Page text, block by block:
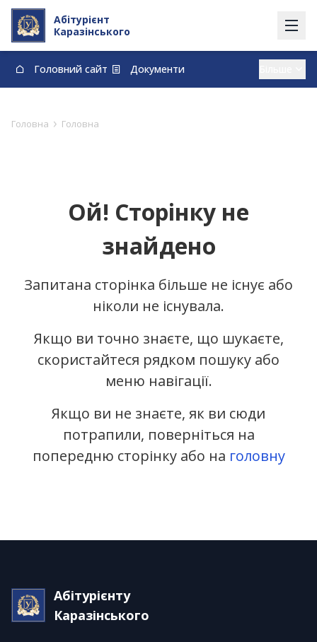
Абітурієнт
Каразінського
Головний сайт
Документи
Вступ із тимчасово окупованих території
Договори про навчання та оплату навчання
Головна › Головна
Ой! Сторінку не
знайдено
Запитана сторінка більше не існує або
ніколи не існувала.
Якщо ви точно знаєте, що шукаєте,
скористайтеся рядком пошуку або
меню навігації.
Якщо ви не знаєте, як ви сюди
потрапили, поверніться на
попередню сторінку або на головну
Абітурієнту
Каразінського